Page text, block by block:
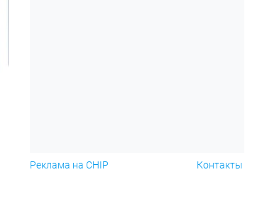
Реклама на CHIP Контакты